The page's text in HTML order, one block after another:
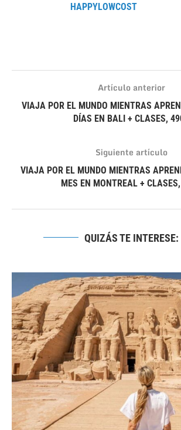
HAPPYLOWCOST
Artículo anterior
VIAJA POR EL MUNDO MIENTRAS
DÍAS EN BALI + CLASES,
Siguiente artículo
VIAJA POR EL MUNDO MIENTRAS
MES EN MONTREAL +
QUIZÁS TE INTERESE: